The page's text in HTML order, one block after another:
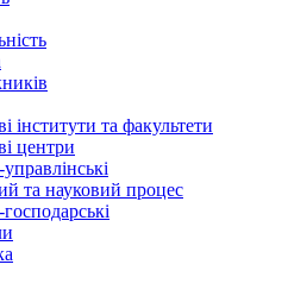
інститути та факультети
центри
та науковий процес